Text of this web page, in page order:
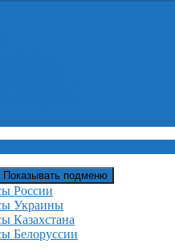
Показывать подменю
России
Украины
Казахстана
Белоруссии